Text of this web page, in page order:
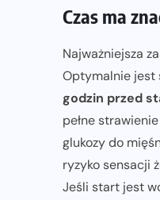
Czas ma
Najważniejsza
Optymalnie jest
godzin przed
pełne
glukozy do
ryzyko sensacji
Jeśli start jest